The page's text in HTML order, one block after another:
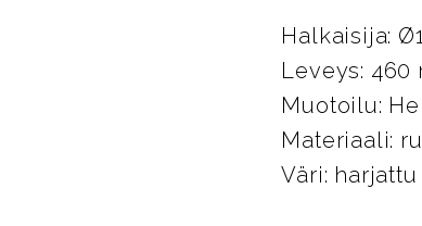
Halkaisija:
Leveys: 460
Muotoilu:
Materiaali:
Väri: